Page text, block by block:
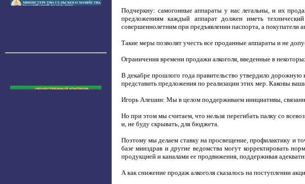
Подчеркну: самогонные аппараты у нас легальны, и их
предложениям каждый аппарат должен иметь
совершеннолетним при предъявлении паспорта, а покупатели
Такие меры позволят учесть все проданные аппараты и не
Ограничения времени продажи алкоголя, введенные в
В декабре прошлого года правительство утвердило
представить предложения по реализации этих мер. Каковы
Игорь Алешин: Мы в целом поддерживаем инициативы,
Но при этом мы считаем, что нельзя перегибать палку со
и, не буду скрывать, для бюджета.
Поэтому мы делаем ставку на просвещение, профилактику и
базе минздрав и другие ведомства могут корректировать
продукцией и каналами ее продвижения, поддерживая
А как снижение продаж алкоголя сказалось на поступлении